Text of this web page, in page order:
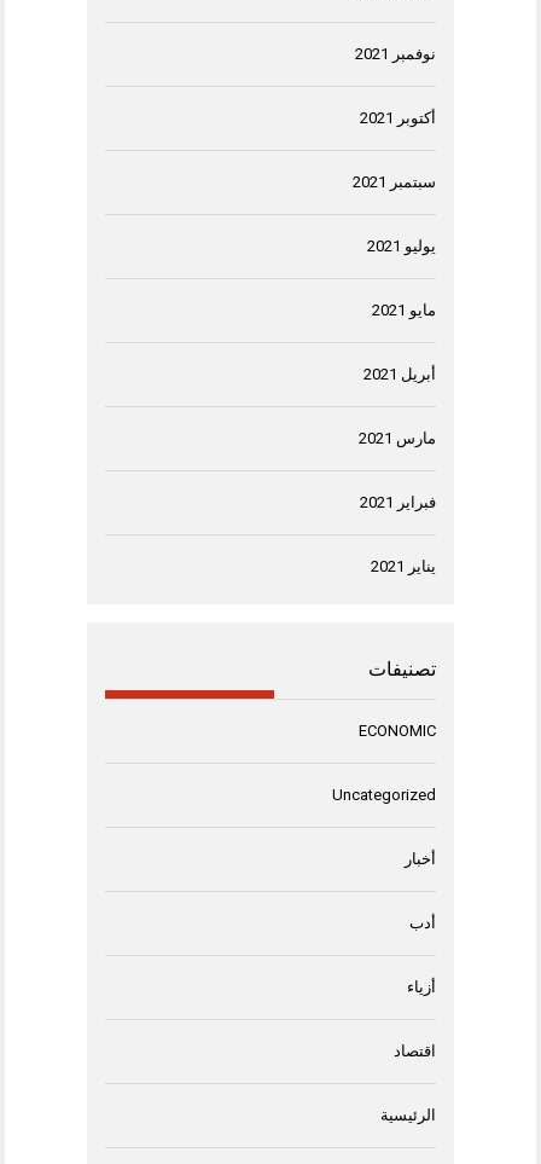
نوفمبر 2021
أكتوبر 2021
سبتمبر 2021
يوليو 2021
مايو 2021
أبريل 2021
مارس 2021
فبراير 2021
يناير 2021
تصنيفات
ECONOMIC
Uncategorized
أخبار
أدب
أزياء
اقتصاد
الرئيسية